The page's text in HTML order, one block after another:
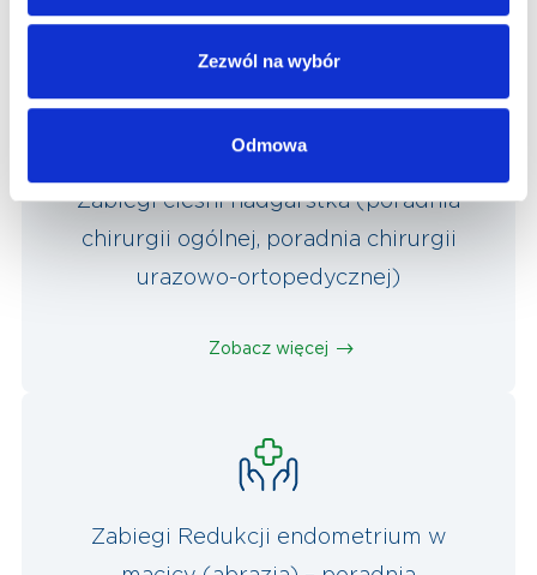
Zezwól na wybór
Odmowa
Zobacz więcej
Zabiegi cieśni nadgarstka (poradnia
chirurgii ogólnej, poradnia chirurgii
urazowo-ortopedycznej)
Zobacz więcej
Zabiegi Redukcji endometrium w